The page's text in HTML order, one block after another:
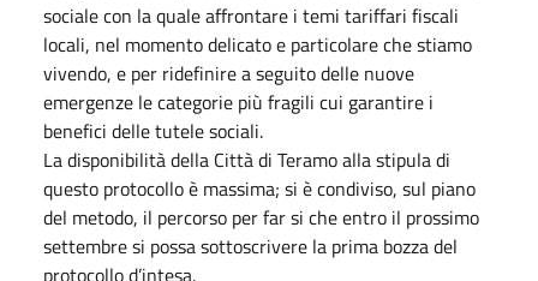
sociale con la quale affrontare i temi tariffari fiscali
locali, nel momento delicato e particolare che stiamo
vivendo, e per ridefinire a seguito delle nuove
emergenze le categorie più fragili cui garantire i
benefici delle tutele sociali.
La disponibilità della Città di Teramo alla stipula di
questo protocollo è massima; si è condiviso, sul piano
del metodo, il percorso per far si che entro il prossimo
settembre si possa sottoscrivere la prima bozza del
protocollo d’intesa.